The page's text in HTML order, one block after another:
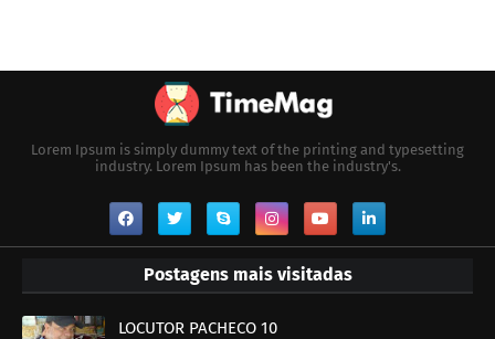
Lorem Ipsum is simply dummy text of the printing and typesetting
industry. Lorem Ipsum has been the industry's.
Postagens mais visitadas
LOCUTOR PACHECO 10